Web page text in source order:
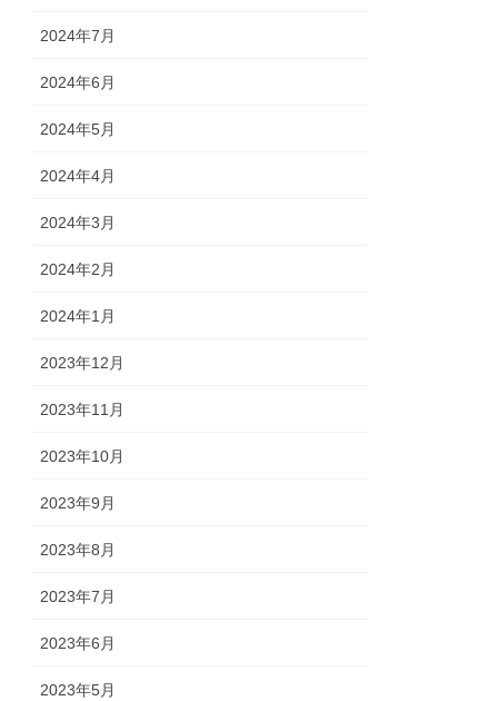
2024年7月
2024年6月
2024年5月
2024年4月
2024年3月
2024年2月
2024年1月
2023年12月
2023年11月
2023年10月
2023年9月
2023年8月
2023年7月
2023年6月
2023年5月